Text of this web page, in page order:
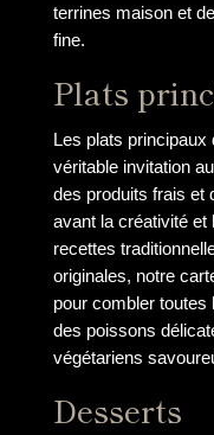
terrines maison et
fine.
Plats
Les plats principaux
véritable invitation
des produits frais et
avant la créativité et
recettes
originales, notre
pour combler
des poissons
végétariens
Desserts